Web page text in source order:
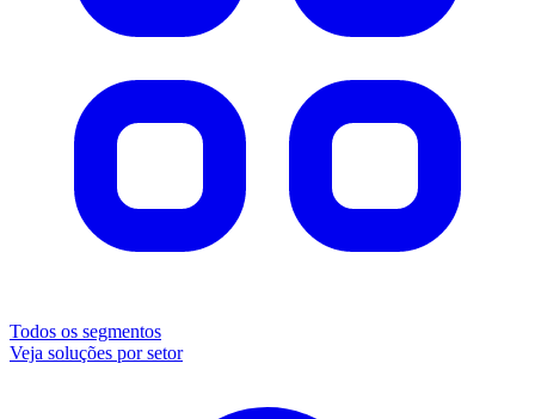
Todos os segmentos
Veja soluções por setor